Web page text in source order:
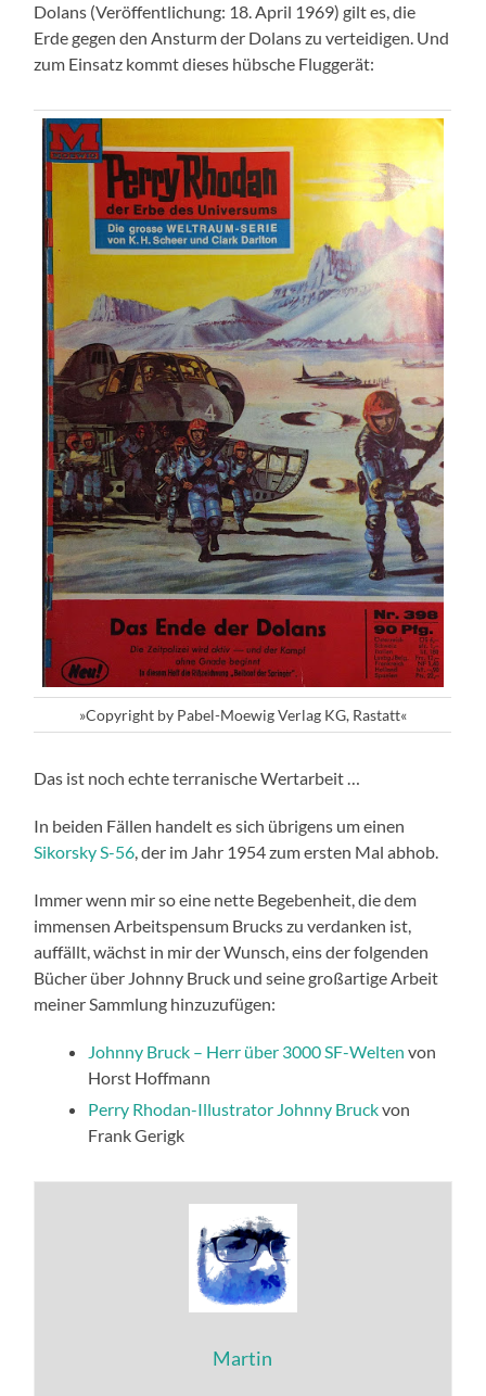
Dolans (Veröffentlichung: 18. April 1969) gilt es, die
Erde gegen den Ansturm der Dolans zu verteidigen. Und
zum Einsatz kommt dieses hübsche Fluggerät:
»Copyright by Pabel-Moewig Verlag KG, Rastatt«
Das ist noch echte terranische Wertarbeit …
In beiden Fällen handelt es sich übrigens um einen
Sikorsky S-56, der im Jahr 1954 zum ersten Mal abhob.
Immer wenn mir so eine nette Begebenheit, die dem
immensen Arbeitspensum Brucks zu verdanken ist,
auffällt, wächst in mir der Wunsch, eins der folgenden
Bücher über Johnny Bruck und seine großartige Arbeit
meiner Sammlung hinzuzufügen:
Johnny Bruck – Herr über 3000 SF-Welten von
Horst Hoffmann
Perry Rhodan-Illustrator Johnny Bruckvon
Frank Gerigk
Martin